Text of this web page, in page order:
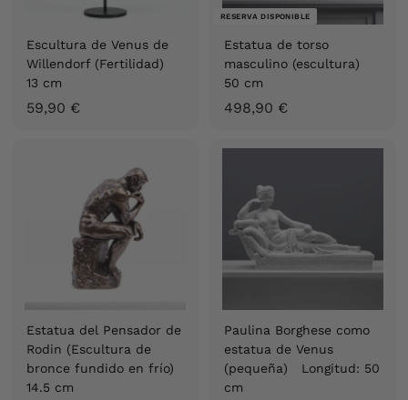
Escultura de Venus de
Willendorf (Fertilidad)
13 cm
59,90 €5
€
RESERVA DISPONIBLE
Estatua de torso
masculino (escultura)
50 cm
498,90 €4
8
0
Estatua del Pensador de
Rodin (Escultura de
bronce fundido en frío)
14.5 cm
Paulina Borghese como
estatua de Venus
(pequeña) Longitud: 50
cm